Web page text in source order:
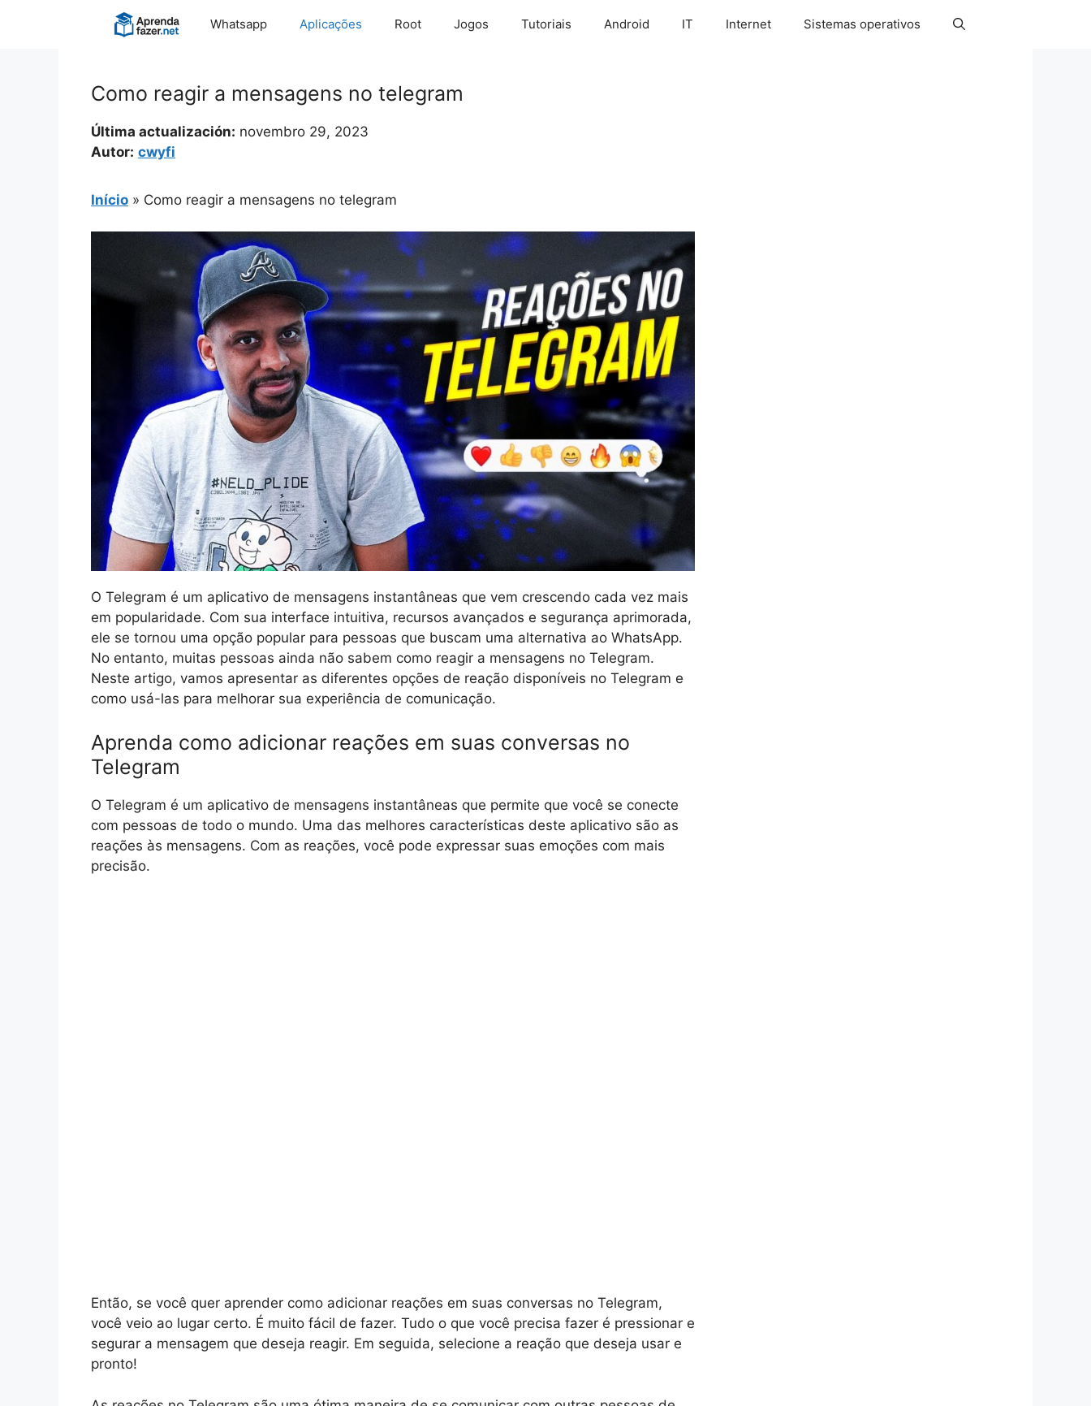
Whatsapp Aplicações Root Jogos Tutoriais Android IT Internet Sistemas operativos
Como reagir a mensagens no telegram
Última actualización: novembro 29, 2023
Autor: cwyfi
Início » Como reagir a mensagens no telegram
O Telegram é um aplicativo de mensagens instantâneas que vem crescendo cada vez mais
em popularidade. Com sua interface intuitiva, recursos avançados e segurança aprimorada,
ele se tornou uma opção popular para pessoas que buscam uma alternativa ao WhatsApp.
No entanto, muitas pessoas ainda não sabem como reagir a mensagens no Telegram.
Neste artigo, vamos apresentar as diferentes opções de reação disponíveis no Telegram e
como usá-las para melhorar sua experiência de comunicação.
Aprenda como adicionar reações em suas conversas no
Telegram
O Telegram é um aplicativo de mensagens instantâneas que permite que você se conecte
com pessoas de todo o mundo. Uma das melhores características deste aplicativo são as
reações às mensagens. Com as reações, você pode expressar suas emoções com mais
precisão.
Então, se você quer aprender como adicionar reações em suas conversas no Telegram,
você veio ao lugar certo. É muito fácil de fazer. Tudo o que você precisa fazer é pressionar e
segurar a mensagem que deseja reagir. Em seguida, selecione a reação que deseja usar e
pronto!